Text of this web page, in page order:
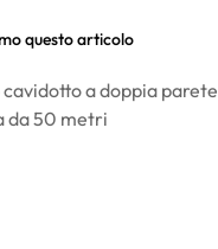
questo articolo
a doppia
da 50 metri